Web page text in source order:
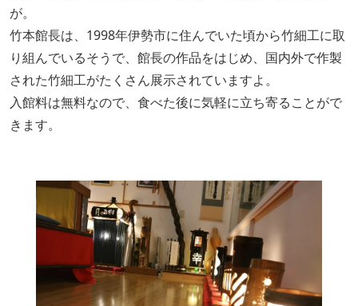
が。
竹本館長は、1998年伊勢市に住んでいた頃から竹細工に取
り組んでいるそうで、館長の作品をはじめ、国内外で作製
された竹細工がたくさん展示されていますよ。
入館料は無料なので、食べた後に気軽に立ち寄ることがで
きます。